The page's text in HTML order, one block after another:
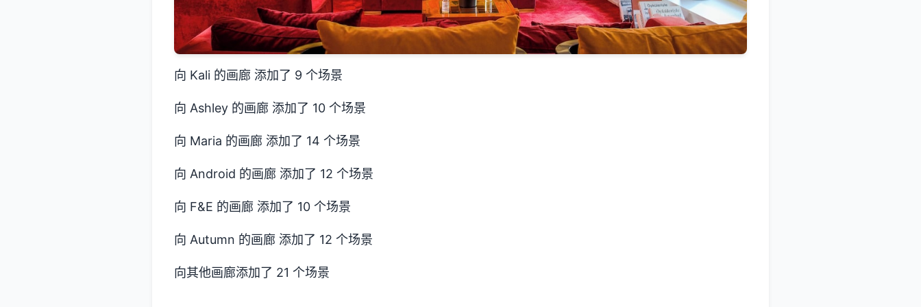
向 Kali 的画廊 添加了 9 个场景
向 Ashley 的画廊 添加了 10 个场景
向 Maria 的画廊 添加了 14 个场景
向 Android 的画廊 添加了 12 个场景
向 F&E 的画廊 添加了 10 个场景
向 Autumn 的画廊 添加了 12 个场景
向其他画廊添加了 21 个场景